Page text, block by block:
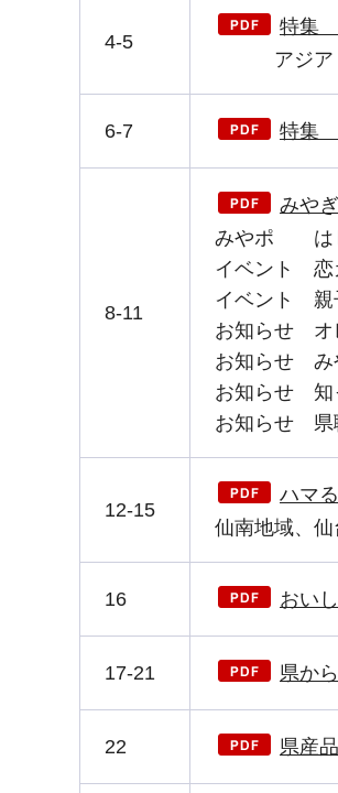
4-5
特集
アジア・
6-7 特集
8-11
みや
みやポ はじ
イベント 恋
イベント 親
お知らせ オ
お知らせ み
お知らせ 知
お知らせ 県
12-15
ハマ
仙南地域、
16 おい
17-21 県か
22 県産